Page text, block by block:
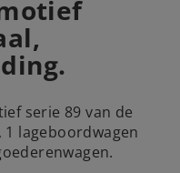
serie 89 van de
1 lageboordwagen